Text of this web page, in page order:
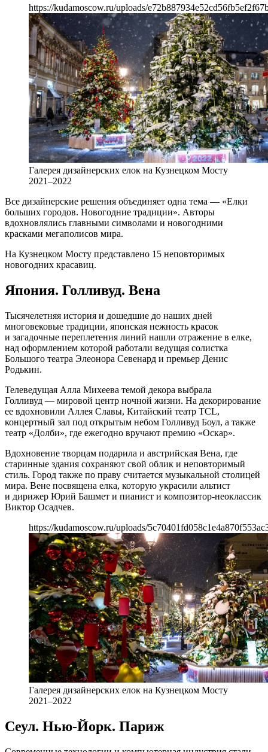
https://kudamoscow.ru/uploads/
Галерея дизайнерских елок на Кузнецком Мосту
2021–2022
Все дизайнерские решения объединяет одна тема — «Елки
больших городов. Новогодние традиции». Авторы
вдохновлялись главными символами и новогодними
красками мегаполисов мира.
На Кузнецком Мосту представлено 15 неповторимых
новогодних красавиц.
Япония. Голливуд. Вена
Тысячелетняя история и дошедшие до наших дней
многовековые традиции, японская нежность красок
и загадочные переплетения линий нашли отражение в елке,
над оформлением которой работали ведущая солистка
Большого театра Элеонора Севенард и премьер Денис
Родькин.
Телеведущая Алла Михеева темой декора выбрала
Голливуд — мировой центр ночной жизни. На декорирование
ее вдохновили Аллея Славы, Китайский театр TCL,
концертный зал под открытым небом Голливуд Боул, а также
театр «Долби», где ежегодно вручают премию «Оскар».
Вдохновение творцам подарила и австрийская Вена, где
старинные здания сохраняют свой облик и неповторимый
стиль. Город также по праву считается музыкальной столицей
мира. Вене посвящена елка, которую украсили альтист
и дирижер Юрий Башмет и пианист и композитор-неоклассик
Виктор Осадчев.
https://kudamoscow.ru/uploads/
Галерея дизайнерских елок на Кузнецком Мосту
2021–2022
Сеул. Нью-Йорк. Париж